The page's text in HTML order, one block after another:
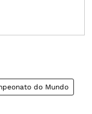
do Mundo